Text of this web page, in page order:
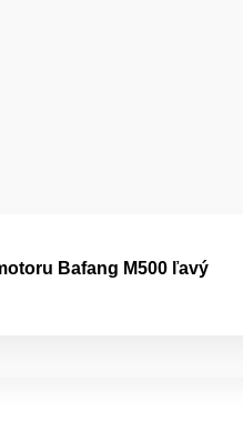
Bafang M500 ľavý